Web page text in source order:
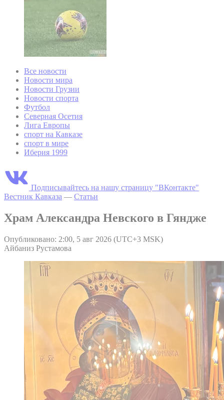
Все новости
Новости мира
Новости Грузии
Новости спорта
Футбол
Северная Осетия
Лига Европы
спорт на Кавказе
спорт в мире
Иберия 1999
Подписывайтесь на нашу страницу "ВКонтакте"
Вестник Кавказа — Статьи
Храм Александра Невского в Гяндже
Опубликовано: 2:00, 5 авг 2026 (UTC+3 MSK)
Айбаниз Рустамова